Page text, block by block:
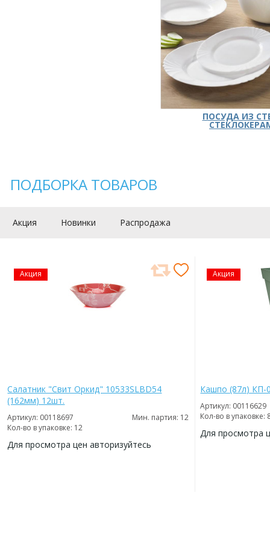
ПОСУДА ИЗ
ПОДБОРКА ТОВАРОВ
Акция Новинки Распродажа
Акция
Салатник "Свит Оркид" 10533SLBD54
(162мм) 12шт.
Артикул: 00118697
Мин. партия: 12
Кол-во в упаковке: 12
Для просмотра цен авторизуйтесь
Акция
Кашпо (87л) КП-
Артикул: 00116629
Кол-во в упаковке:
Для просмотра